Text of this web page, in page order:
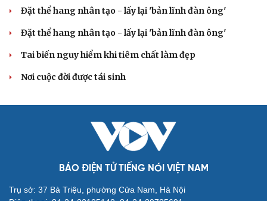
Đặt thể hang nhân tạo - lấy lại 'bản lĩnh đàn ông'
Đặt thể hang nhân tạo - lấy lại 'bản lĩnh đàn ông'
Tai biến nguy hiểm khi tiêm chất làm đẹp
Nơi cuộc đời được tái sinh
BÁO ĐIỆN TỬ TIẾNG NÓI VIỆT NAM
Trụ sở: 37 Bà Triệu, phường Cửa Nam, Hà Nội